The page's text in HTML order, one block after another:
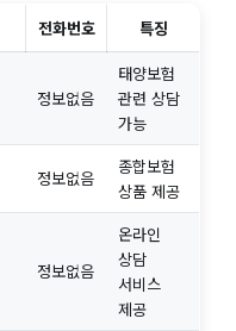
전화번호 특징
정보없음
태양보험
관련 상담
가능
정보없음
종합보험
상품 제공
정보없음
온라인
상담
서비스
제공